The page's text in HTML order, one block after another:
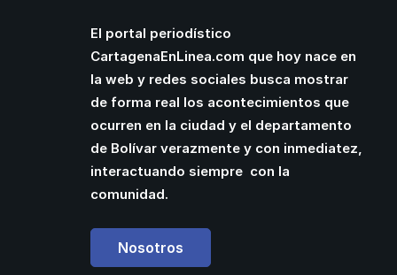
El portal periodístico
CartagenaEnLinea.com que hoy nace en
la web y redes sociales busca mostrar
de forma real los acontecimientos que
ocurren en la ciudad y el departamento
de Bolívar verazmente y con inmediatez,
interactuando siempre con la
comunidad.
Nosotros